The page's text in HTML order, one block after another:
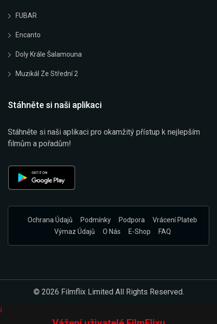
FUBAR
Encanto
Doly Krále Šalamouna
Muzikál Ze Střední 2
Stáhněte si naši aplikaci
Stáhněte si naši aplikaci pro okamžitý přístup k nejlepším
filmům a pořadům!
Ochrana Údajů Podmínky Podpora
Vrácení Plateb
Výmaz Údajů
O Nás E-Shop FAQ
© 2026 Filmflix Limited All Rights Reserved.
i